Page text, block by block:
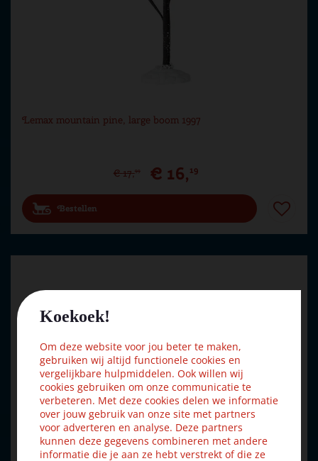
Koekoek!
Om deze website voor jou beter te maken,
gebruiken wij altijd functionele cookies en
vergelijkbare hulpmiddelen. Ook willen wij
cookies gebruiken om onze communicatie te
verbeteren. Met deze cookies delen we informatie
over jouw gebruik van onze site met partners
voor adverteren en analyse. Deze partners
kunnen deze gegevens combineren met andere
informatie die je aan ze hebt verstrekt of die ze
Lemax mountain pine, large boom 1997
€ 17,99 € 16,19
Bestellen